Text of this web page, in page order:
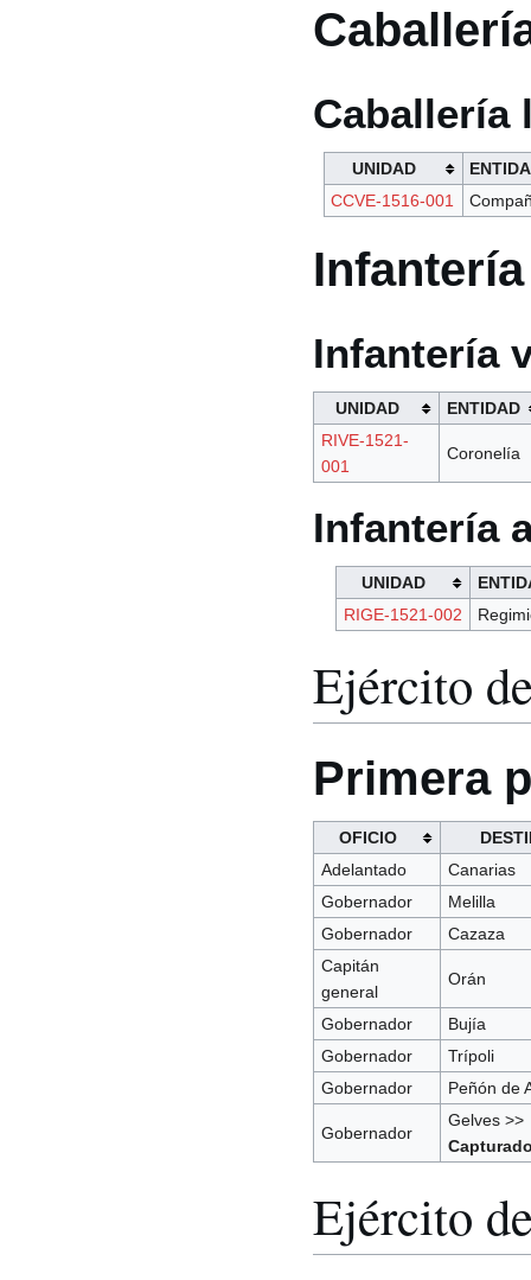
Caballería
UNIDAD
CCVE-1516-001
Infantería
Infantería
UNIDAD
ENTIDAD
RIVE-1521-
001
Coronelía
Infantería
UNIDAD
RIGE-1521-002
Ejército
Primera
OFICIO
Adelantado
Canarias
Gobernador
Melilla
Gobernador
Cazaza
Capitán
general
Orán
Gobernador
Bujía
Gobernador
Trípoli
Gobernador
Peñón de
Gobernador
Gelves >>
Ejército